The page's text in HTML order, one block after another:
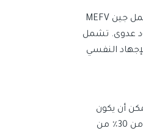
يصنع جين MEFV بروتينًا يسمى pyrin. يلعب البيرين دورًا في السيطرة الطبيعية على الالتهاب. عندما لا يعمل جين MEFV
عدوى. تشمل
النفسي
أن يكون
لديك حمى البحر المتوسط ​​وخلل في جين واحد فقط أو لا يوجد خلل على الإطلاق. في الولايات المتحدة ، أكثر من 30٪ من